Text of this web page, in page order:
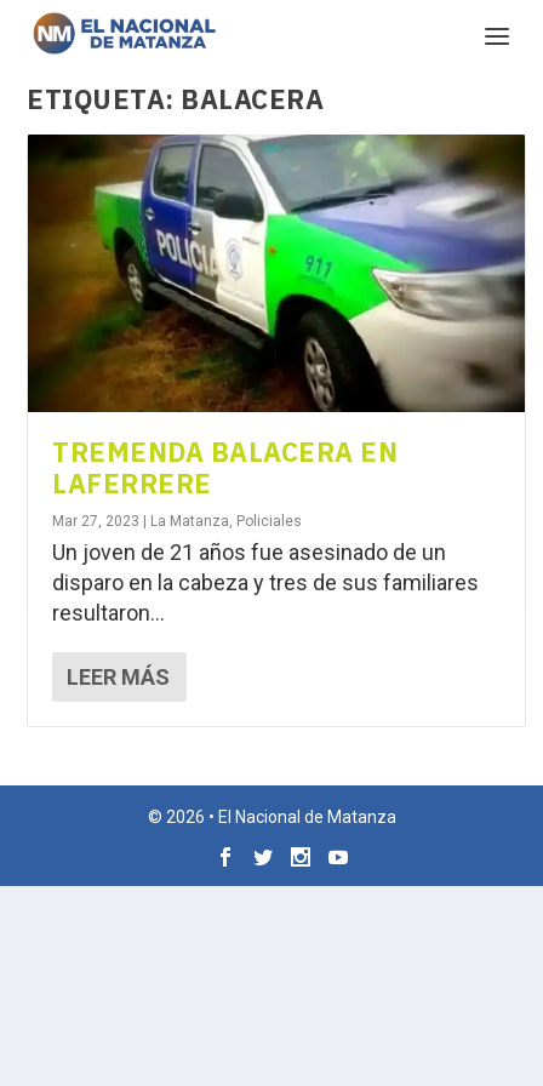
ETIQUETA: BALACERA
TREMENDA BALACERA EN
LAFERRERE
Mar 27, 2023 La Matanza, Policiales
Un joven de 21 años fue asesinado de un
disparo en la cabeza y tres de sus familiares
resultaron...
LEER MÁS
© 2026 • El Nacional de Matanza